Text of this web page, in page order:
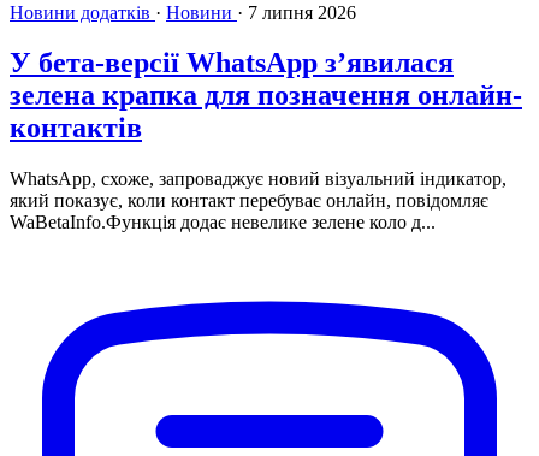
Новини додатків · Новини · 7 липня 2026
У бета-версії WhatsApp з’явилася
зелена крапка для позначення онлайн-
контактів
WhatsApp, схоже, запроваджує новий візуальний індикатор,
який показує, коли контакт перебуває онлайн, повідомляє
WaBetaInfo.Функція додає невелике зелене коло д...